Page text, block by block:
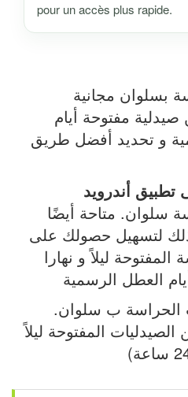
pour un accès plus rapide.
بسلوان مجانية
مفتوحة أيام
و تحديد أفضل طريق
أندرويد
سلوان. متاحة أيضًا
لتسهيل حصولك على
ليلاً و نهارا
الحراسة ب سلوان.
المفتوحة ليلاً